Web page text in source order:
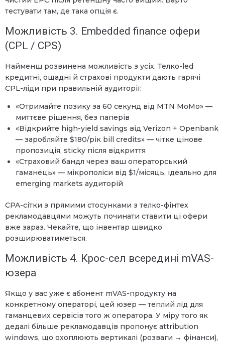
тестувати там, де така опція є.
Можливість 3. Embedded finance офери
(CPL / CPS)
Найменш розвинена можливість з усіх. Телко-led
кредитні, ощадні й страхові продукти дають гарячі
CPL-ліди при правильній аудиторії:
«Отримайте позику за 60 секунд від MTN MoMo» —
миттєве рішення, без паперів
«Відкрийте high-yield savings від Verizon + Openbank
— заробляйте $180/рік bill credits» — чітке цінове
пропозиція, sticky після відкриття
«Страховий бандл через ваш операторський
гаманець» — мікрополіси від $1/місяць, ідеально для
emerging markets аудиторій
CPA-сітки з прямими стосунками з телко-фінтех
рекламодавцями можуть починати ставити ці офери
вже зараз. Чекайте, що інвентар швидко
розширюватиметься.
Можливість 4. Крос-сел всередині mVAS-
юзера
Якщо у вас уже є абонент mVAS-продукту на
конкретному операторі, цей юзер — теплий лід для
гаманцевих сервісів того ж оператора. У міру того як
дедалі більше рекламодавців пропонує attribution
windows, що охоплюють вертикалі (розваги → фінанси),